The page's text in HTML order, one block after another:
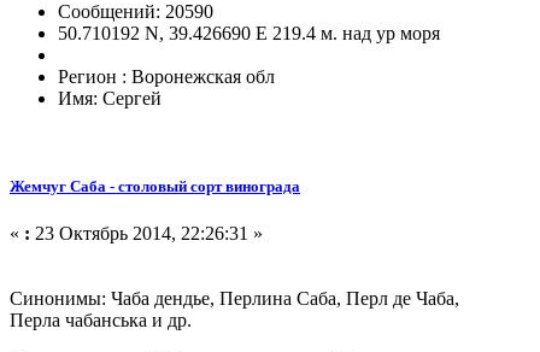
Сообщений: 20590
50.710192 N, 39.426690 E 219.4 м. над ур моря
Регион : Воронежская обл
Имя: Сергей
Жемчуг Саба - столовый сорт винограда
« : 23 Октябрь 2014, 22:26:31 »
Синонимы: Чаба дендье, Перлина Саба, Перл де Чаба,
Перла чабанська и др.